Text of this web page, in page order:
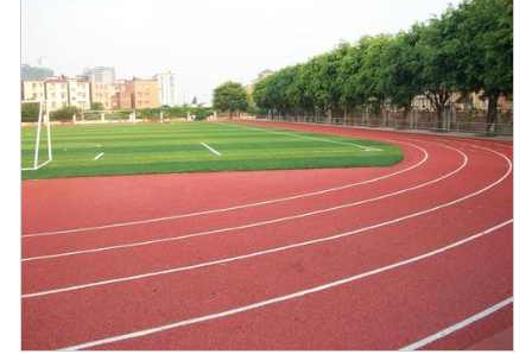
有非常大，甚至同一厂家不同档次的产品也有较大的差
异，客户使用条件差别也很大，所以很难有一个准确概
念。一般来说，品牌产品明显变旧的时间大概三年左
右，出现零星脱丝等小问题的时间大概5-8年，完全破
损不能使用的时间至少10年以上，甚至达到15年。负责
任的品牌厂家一般都会保守讲5年以上，并设定为明确
的质保期，有些厂家讲自己的草坪寿命达10年以上，是
完全不负责任的说法，根本是混淆概念。 那么幼儿园人
造草坪铺装注意事项有哪些呢？ 1、人造草坪到场后，
不要急于裁剪，将草坪全部摊开，至少晾置放24小时，
将人造草坪生产和运输中产生的应力完全释放，并使草
坪适应新环境的热胀冷缩，以免铺装后的接缝过大。